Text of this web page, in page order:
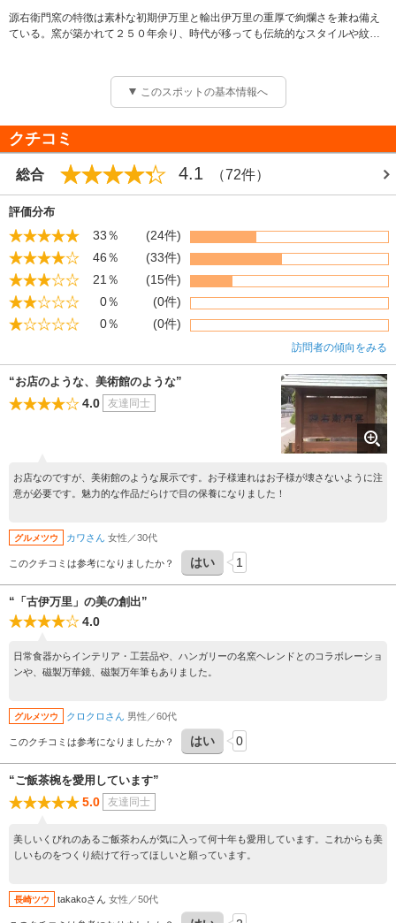
源右衛門窯の特徴は素朴な初期伊万里と輸出伊万里の重厚で絢爛さを兼ね備え
ている。窯が築かれて２５０年余り、時代が移っても伝統的なスタイルや紋様
このスポットの基本情報へ
クチコミ
総合 4.1 （72件）
評価分布
33％
(24件)
46％
(33件)
21％
(15件)
0％
(0件)
0％
(0件)
訪問者の傾向をみる
“お店のような、美術館のような”
4.0 友達同士
お店なのですが、美術館のような展示です。お子様連れはお子様が壊さないように注
意が必要です。魅力的な作品だらけで目の保養になりました！
グルメツウ カワさん 女性／30代
このクチコミは参考になりましたか？ はい 1
“「古伊万里」の美の創出”
4.0
日常食器からインテリア・工芸品や、ハンガリーの名窯ヘレンドとのコラボレーショ
ンや、磁製万華鏡、磁製万年筆もありました。
グルメツウ クロクロさん 男性／60代
このクチコミは参考になりましたか？ はい 0
“ご飯茶椀を愛用しています”
5.0 友達同士
美しいくびれのあるご飯茶わんが気に入って何十年も愛用しています。これからも美
しいものをつくり続けて行ってほしいと願っています。
長崎ツウ takakoさん 女性／50代